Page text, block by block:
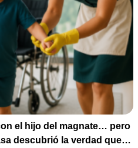
el hijo del magnate… pero
descubrió la verdad que